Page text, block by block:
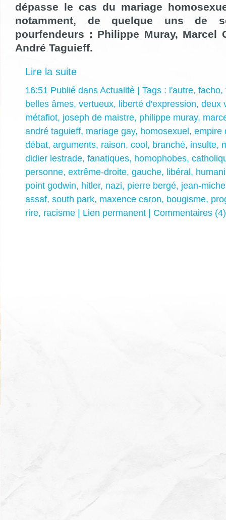
dépasse le cas du mariage
notamment, de quelque uns de
pourfendeurs : Philippe Muray, Marcel
André Taguieff.
Lire la suite
16:51 Publié dans Actualité | Tags : l'autre, facho,
belles âmes, vertueux, liberté d'expression, deux
métafiot, joseph de maistre, philippe muray,
andré taguieff, mariage gay, homosexuel , empire
débat, arguments, raison, cool , branché, insulte,
didier lestrade, fanatiques, homophobes,
personne, extrême-droite, gauche, libéral ,
point godwin, hitler, nazi, pierre bergé, jean-
assaf, south park, maxence caron, bougisme,
rire, racisme Lien permanent Commentaires (4)